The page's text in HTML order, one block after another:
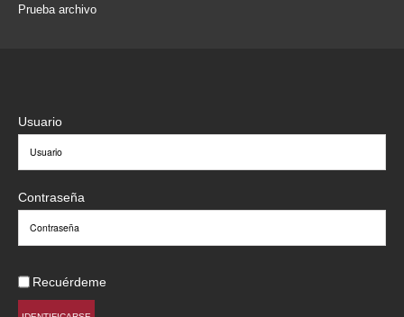
Prueba archivo
Usuario
Contraseña
Recuérdeme